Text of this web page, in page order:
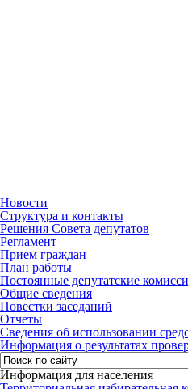
Новости
Структура и контакты
Решения Совета депутатов
Регламент
Прием граждан
План работы
Постоянные депутатские
Общие сведения
Повестки заседаний
Отчеты
Сведения об использовании
Информация о результатах
Информация для населения